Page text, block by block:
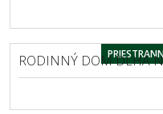
RODINNÝ DOM DLHÁ